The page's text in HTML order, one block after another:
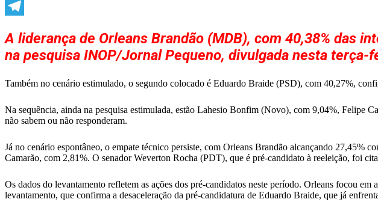
WhatsApp
A liderança de Orleans Brandão (MDB), com 40,38% das
na pesquisa INOP/Jornal Pequeno, divulgada nesta terça-
Também no cenário estimulado, o segundo colocado é Eduardo Braide (PSD), com 40,27%,
Na sequência, ainda na pesquisa estimulada, estão Lahesio Bonfim (Novo), com 9,04%, Felipe
não sabem ou não responderam.
Já no cenário espontâneo, o empate técnico persiste, com Orleans Brandão alcançando
Camarão, com 2,81%. O senador Weverton Rocha (PDT), que é pré-candidato à reeleição, foi
Os dados do levantamento refletem as ações dos pré-candidatos neste período. Orleans focou
levantamento, que confirma a desaceleração da pré-candidatura de Eduardo Braide, que já